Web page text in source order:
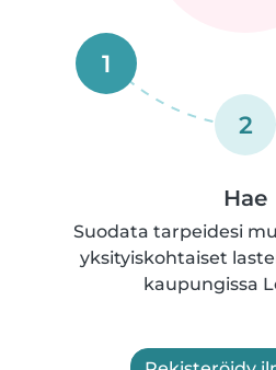
1
2
Hae
Suodata tarpeidesi
yksityiskohtaiset
kaupungissa